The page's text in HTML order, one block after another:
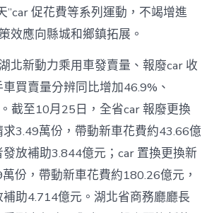
”car 促花費等系列運動，不竭增進
效應向縣城和鄉鎮拓展。
北新動力乘用車發賣量、報廢car 收
買賣量分辨同比增加46.9%、
截至10月25日，全省car 報廢更換
3.49萬份，帶動新車花費約43.66億
放補助3.844億元；car 置換更換新
份，帶動新車花費約180.26億元，
助4.714億元。湖北省商務廳廳長